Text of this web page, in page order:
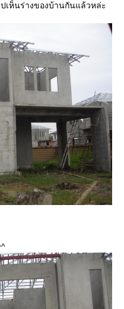
เห็นร่างของบ้านกันแล้วหล่ะ